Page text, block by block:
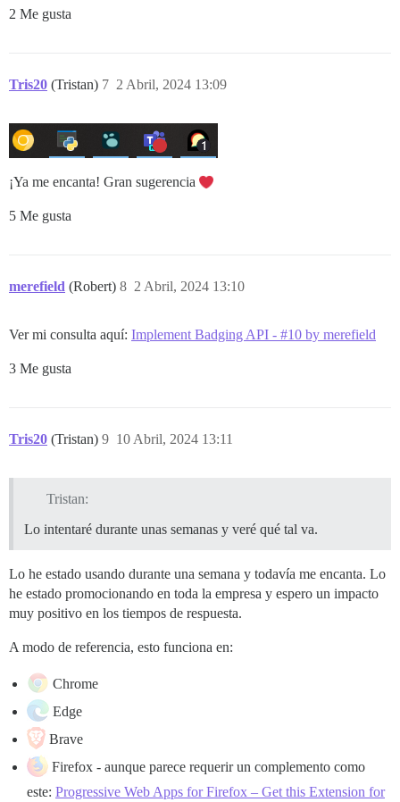
2 Me gusta
Tris20 (Tristan) 2 Abril, 2024 13:09
7
¡Ya me encanta! Gran sugerencia
5 Me gusta
merefield (Robert) 2 Abril, 2024 13:10
8
Ver mi consulta aquí: Implement Badging API - #10 by merefield
3 Me gusta
Tris20 (Tristan) 10 Abril, 2024 13:11
9
Tristan:
Lo intentaré durante unas semanas y veré qué tal va.
Lo he estado usando durante una semana y todavía me encanta. Lo
he estado promocionando en toda la empresa y espero un impacto
muy positivo en los tiempos de respuesta.
A modo de referencia, esto funciona en:
Chrome
Edge
Brave
Firefox - aunque parece requerir un complemento como
este: Progressive Web Apps for Firefox – Get this Extension for